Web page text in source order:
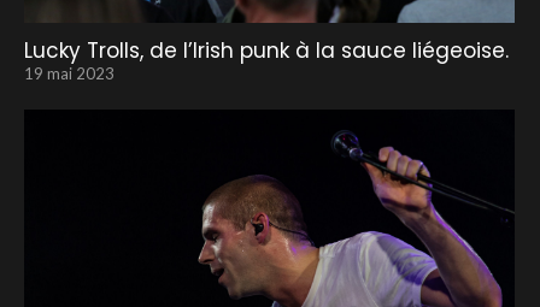
Lucky Trolls, de l’Irish punk à la sauce liégeoise.
19 mai 2023